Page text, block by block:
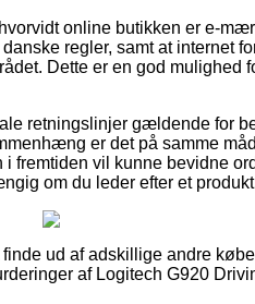
online butikken er e-
regler, samt at internet
Dette er en god mulighed
retningslinjer gældende for
er det på samme
vil kunne bevidne
om du leder efter et
ud af adskillige andre
af Logitech G920